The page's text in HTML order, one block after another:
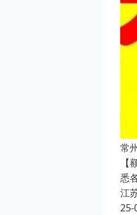
常
悉
江
25-